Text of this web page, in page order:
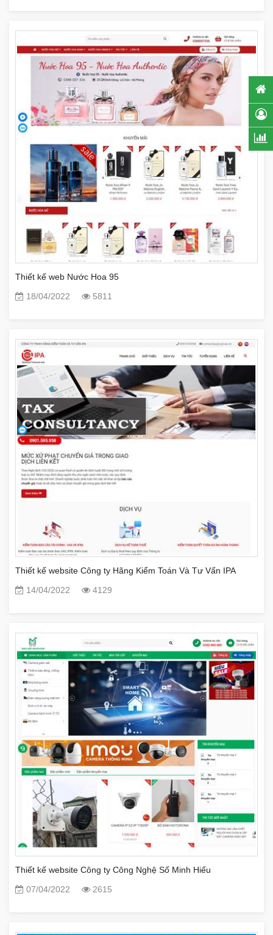
Thiết kế web Nước Hoa 95
18/04/2022
5811
Thiết kế website Công ty Hãng Kiểm Toán Và Tư Vấn IPA
14/04/2022
4129
Thiết kế website Công ty Công Nghệ Số Minh Hiếu
07/04/2022
2615